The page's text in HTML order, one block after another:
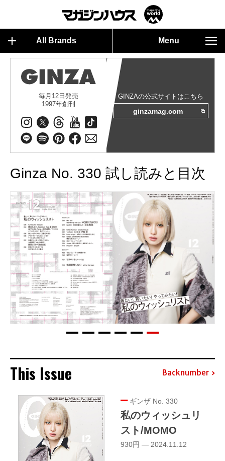
All Brands Menu
毎月12日発売
1997年創刊
GINZAの公式サイトはこちら
ginzamag.com
Ginza No. 330 試し読みと目次
This Issue Backnumber
ギンザ No. 330
私のウィッシュリ
スト/MOMO
930円 — 2024.11.12